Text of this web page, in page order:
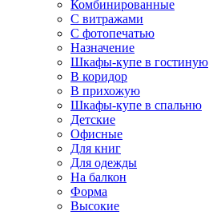
Комбинированные
С витражами
С фотопечатью
Назначение
Шкафы-купе в гостиную
В коридор
В прихожую
Шкафы-купе в спальню
Детские
Офисные
Для книг
Для одежды
На балкон
Форма
Высокие